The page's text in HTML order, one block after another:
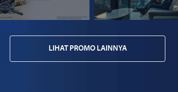
LIHAT PROMO LAINNYA